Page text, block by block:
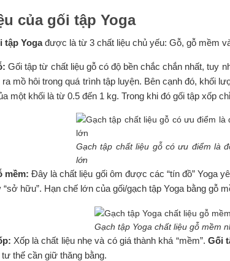
của gối tập Yoga
tập Yogađược là từ 3 chất liệu chủ yếu: Gỗ, gỗ mềm
Gối tập từ chất liệu gỗ có độ bền chắc chắn nhất, tuy
mồ hôi trong quá trình tập luyện. Bên cạnh đó, khối
một khối là từ 0.5 đến 1 kg. Trong khi đó gối tập xốp
Gạch tập chất liệu gỗ có ưu điểm là
lớn
mềm:Đây là chất liệu gối ôm được các “tín đồ” Yoga
“sở hữu”. Hạn chế lớn của gối/gạch tập Yoga bằng gỗ
Gạch tập Yoga chất liệu gỗ mềm
Xốp là chất liệu nhẹ và có giá thành khá “mềm”.Gối
thế cần giữ thăng bằng.